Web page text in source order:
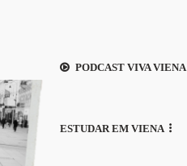
PODCAST VIVA VIENA
ESTUDAR EM VIENA